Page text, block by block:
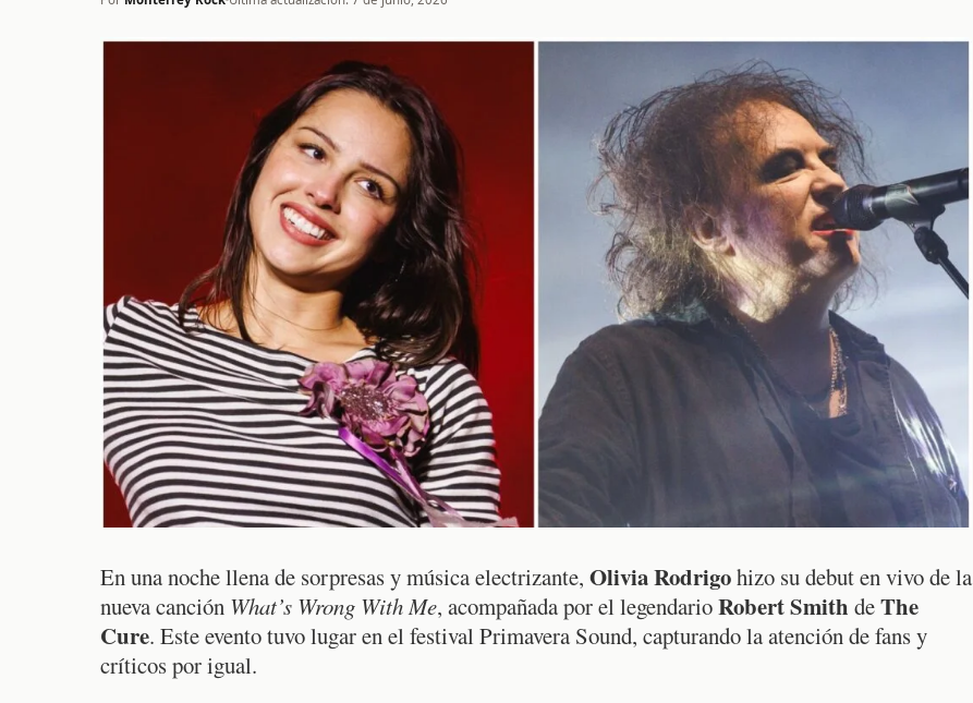
En una noche llena de sorpresas y música electrizante, Olivia Rodrigohizo su debut en vivo de la
nueva canción What’s Wrong With Me, acompañada por el legendarioRobert Smith deThe
Cure. Este evento tuvo lugar en el festival Primavera Sound, capturando la atención de fans y
críticos por igual.